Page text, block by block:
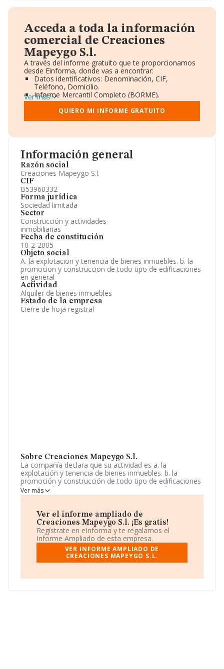
Información general
Razón social
Creaciones Mapeygo S.l.
CIF
B53960332
Forma jurídica
Sociedad limitada
Sector
Construcción y actividades
inmobiliarias
Fecha de constitución
10-2-2005
Objeto social
A. la explotacion y tenencia de bienes inmuebles. b. la
promocion y construccion de todo tipo de edificaciones
en general
Actividad
Alquiler de bienes inmuebles
Estado de la empresa
Cierre de hoja registral
Sobre Creaciones Mapeygo S.l.
La compañía declara que su actividad es a. la
explotación y tenencia de bienes inmuebles. b. la
promoción y construcción de todo tipo de edificaciones
en general. La empresa aparece inscrita en el Registro
Mercantil como Sociedad Limitada. Tiene CNAE: 6820 -
sociedad no tiene actividad en mercados exteriores.
La sociedadCreaciones Mapeygo S.L, con NIF
B53960332, se encuentra en Calle German Bernacer Pq
Ind De Torre núm. 93, (03203), en el municipio de Elche,
provincia de Alicante, Comunidad Valenciana.
sobre 132.555 compañías, a nivel nacional la facturación
Ver más
Ver el informe ampliado de
Creaciones Mapeygo S.l. ¡Es gratis!
Regístrate en eInforma y te regalamos el
Informe Ampliado de esta empresa.
VER INFORME AMPLIADO DE
CREACIONES MAPEYGO S.L.
Acceda a toda la información
comercial de Creaciones
Mapeygo S.l.
A través del informe gratuito que te proporcionamos
desde Einforma, donde vas a encontrar:
Datos identificativos: Denominación, CIF,
Teléfono, Domicilio.
Informe Mercantil Completo (BORME).
Gráficos de Evolución Ventas y Empleados.
Consejo de Administración y Administradores.
Directivos y Ejecutivos.
Información oficial y registral complementaria.
Ver más
QUIERO MI INFORME GRATUITO